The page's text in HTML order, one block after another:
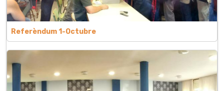
Referèndum 1-Octubre